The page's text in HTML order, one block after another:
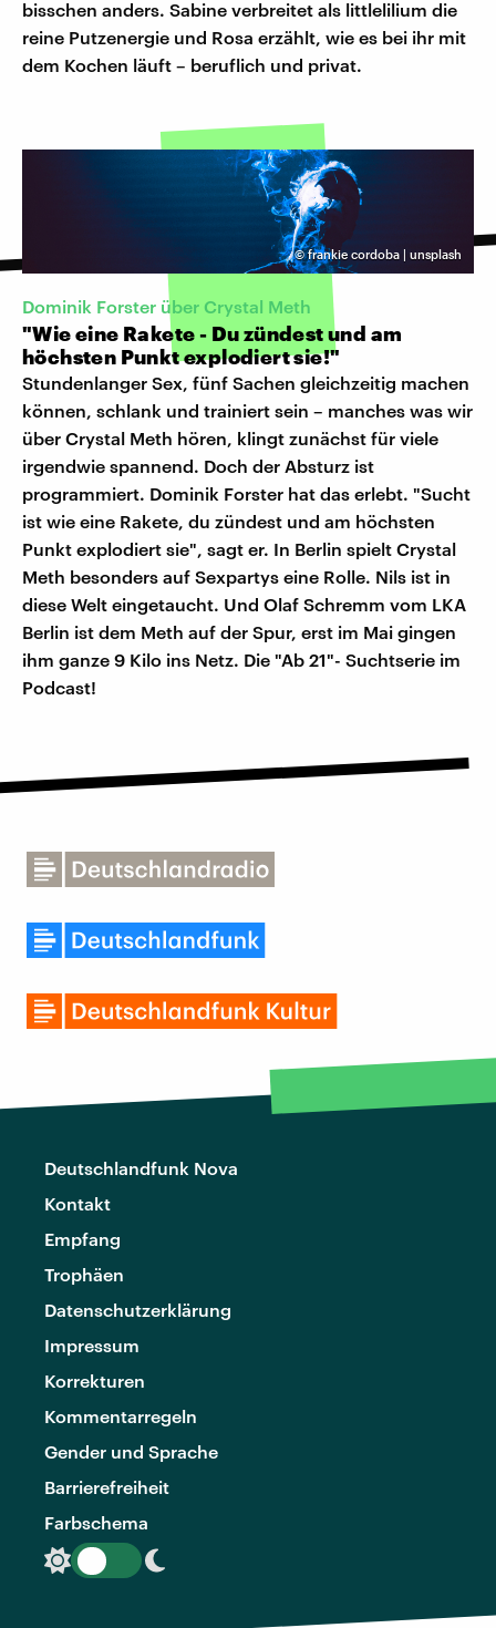
bisschen anders. Sabine verbreitet als littlelilium die
reine Putzenergie und Rosa erzählt, wie es bei ihr mit
dem Kochen läuft – beruflich und privat.
©frankie cordoba | unsplash
Dominik Forster über Crystal Meth
"Wie eine Rakete - Du zündest und am
höchsten Punkt explodiert sie!"
Stundenlanger Sex, fünf Sachen gleichzeitig machen
können, schlank und trainiert sein – manches was wir
über Crystal Meth hören, klingt zunächst für viele
irgendwie spannend. Doch der Absturz ist
programmiert. Dominik Forster hat das erlebt. "Sucht
ist wie eine Rakete, du zündest und am höchsten
Punkt explodiert sie", sagt er. In Berlin spielt Crystal
Meth besonders auf Sexpartys eine Rolle. Nils ist in
diese Welt eingetaucht. Und Olaf Schremm vom LKA
Berlin ist dem Meth auf der Spur, erst im Mai gingen
ihm ganze 9 Kilo ins Netz. Die "Ab 21"- Suchtserie im
Podcast!
Deutschlandfunk Nova
Kontakt
Empfang
Trophäen
Datenschutzerklärung
Impressum
Korrekturen
Kommentarregeln
Gender und Sprache
Barrierefreiheit
Farbschema